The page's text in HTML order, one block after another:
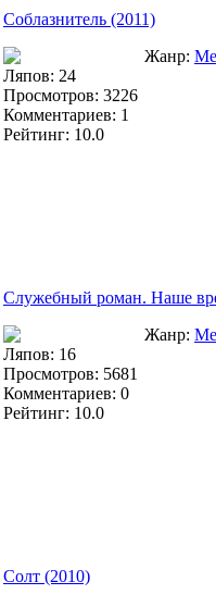
Соблазнитель (2011)
Жанр:
Ляпов: 24
Просмотров: 3226
Комментариев: 1
Рейтинг: 10.0
Служебный роман. Наше
Жанр:
Ляпов: 16
Просмотров: 5681
Комментариев: 0
Рейтинг: 10.0
Солт (2010)